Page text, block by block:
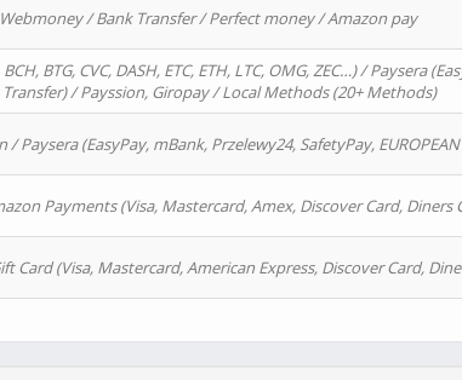
/ Bank Transfer / Perfect money / Amazon pay
BTG, CVC, DASH, ETC, ETH, LTC, OMG, ZEC…) / Paysera
Transfer) / Payssion, Giropay / Local Methods (20+ Methods)
Paysera (EasyPay, mBank, Przelewy24, SafetyPay,
Payments (Visa, Mastercard, Amex, Discover Card, Diners
Card (Visa, Mastercard, American Express, Discover Card,